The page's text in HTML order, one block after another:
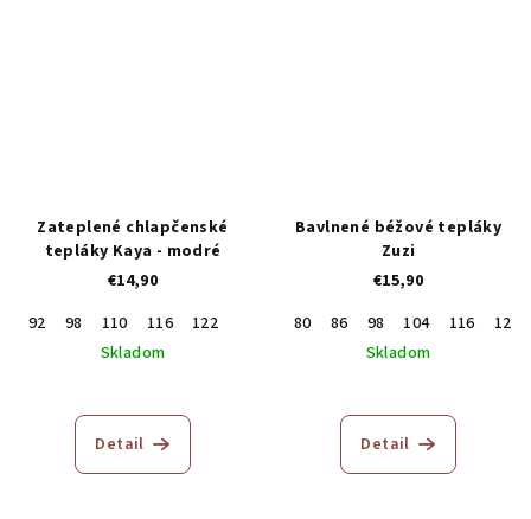
Zateplené chlapčenské
tepláky Kaya - modré
€14,90
92
98 110 116
122
Skladom
Detail
Bavlnené béžové tepláky
Zuzi
€15,90
80
86 98 104 116
122
Skladom
Detail